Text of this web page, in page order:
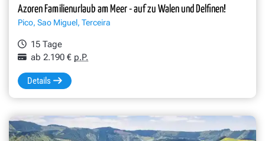
Azoren Familienurlaub am Meer - auf zu Walen und Delfinen!
Pico, Sao Miguel, Terceira
15 Tage
ab 2.190 € p.P.
Details